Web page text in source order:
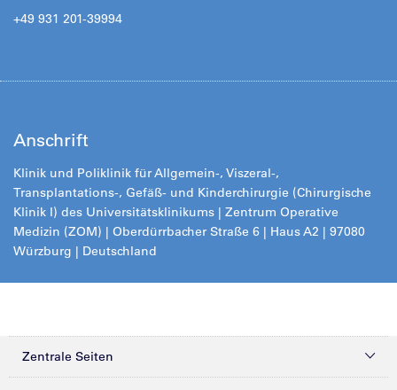
+49 931 201-39994
Anschrift
Klinik und Poliklinik für Allgemein-, Viszeral-,
Transplantations-, Gefäß- und Kinderchirurgie (Chirurgische
Klinik I) des Universitätsklinikums | Zentrum Operative
Medizin (ZOM) | Oberdürrbacher Straße 6 | Haus A2 | 97080
Würzburg | Deutschland
Zentrale Seiten